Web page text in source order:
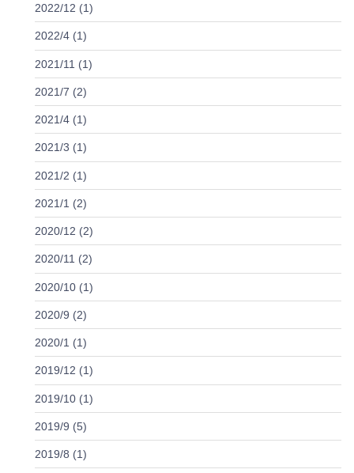
2022/12 (1)
2022/4 (1)
2021/11 (1)
2021/7 (2)
2021/4 (1)
2021/3 (1)
2021/2 (1)
2021/1 (2)
2020/12 (2)
2020/11 (2)
2020/10 (1)
2020/9 (2)
2020/1 (1)
2019/12 (1)
2019/10 (1)
2019/9 (5)
2019/8 (1)